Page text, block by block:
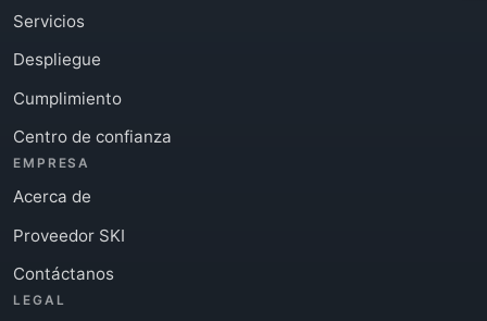
Servicios
Despliegue
Cumplimiento
Centro de confianza
EMPRESA
Acerca de
Proveedor SKI
Contáctanos
LEGAL